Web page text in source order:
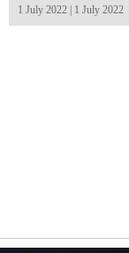
1 July 2022 | 1 July 2022